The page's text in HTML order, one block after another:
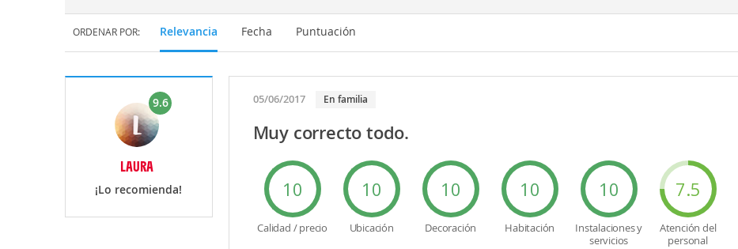
ORDENAR POR: Relevancia Fecha Puntuación
9.6
LAURA
¡Lo recomienda!
05/06/2017 En familia
Muy correcto todo.
10
Calidad / precio
10
Ubicación
10
Decoración
10
Habitación
10
Instalaciones y
servicios
7.5
Atención del
personal